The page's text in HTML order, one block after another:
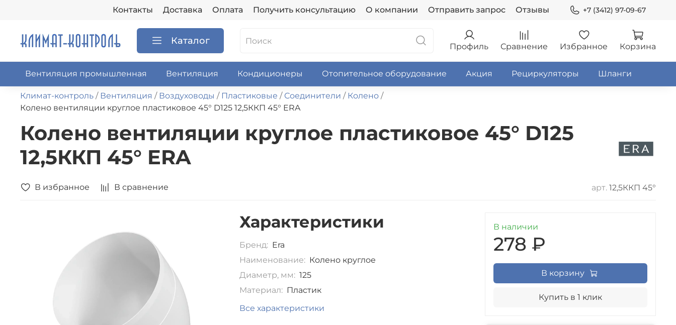
Контакты Доставка Оплата Получить консультацию О компании Отправить запрос Отзывы +7 (3412) 97-09-67
Каталог Профиль Сравнение Избранное Корзина
Вентиляция промышленная Вентиляция Кондиционеры Отопительное оборудование Акция Рециркуляторы Шланги
Климат-контроль Вентиляция Воздуховоды Пластиковые Соединители
Колено
Колено вентиляции круглое пластиковое 45° D125 12,5ККП 45° ERA
Колено вентиляции круглое пластиковое 45° D125
12,5ККП 45° ERA
В избранное В сравнение арт. 12,5ККП 45°
Характеристики
Бренд: Era
Наименование: Колено круглое
Диаметр, мм: 125
Материал: Пластик
Все характеристики
В наличии
278 ₽
В корзину
Купить в 1 клик